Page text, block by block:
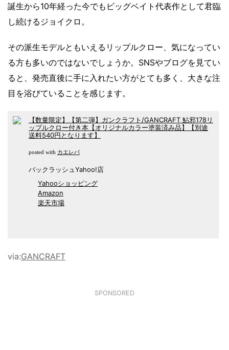
誕生から10年経った今でもビッグベイト代表作として君臨
し続けるジョイクロ。
その派生モデルともいえるリップルクロー、気になってい
る方も多いのではないでしょうか。SNSやブログを見てい
ると、発売直後に手に入れたい方がとても多く、大きな注
目を浴びていることを感じます。
【数量限定】【第二弾】ガンクラフト/GANCRAFT 鮎邪178リ
ップルクロー付き本【オリジナルカラー塗装済み品】【別途
送料540円となります】
posted with カエレバ
バックラッシュYahoo!店
Yahooショッピング
Amazon
楽天市場
via:GANCRAFT
SPONSORED